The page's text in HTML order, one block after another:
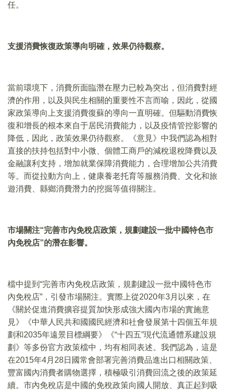
任。
支援消費恢復政策導向明確，效果仍待觀察。
當前環境下，消費所面臨潛在壓力已較為突出，但消費對經
濟的作用，以及與民生相關的重要性不言而喻，因此，從國
家政策導向上支援消費復蘇的導向一直明確。但驅動消費恢
復和增長的根本來自于居民消費能力，以及疫情管控影響的
降低，因此，政策效果仍待觀察。《意見》中我們認為相對
直接的扶持包括對中小微、個體工商戶的減稅退稅降費以及
金融讓利支持，增加就業保障消費能力，合理增加公共消費
等。而從拉動方向上，健康養老托育等服務消費、文化和旅
遊消費、縣鄉消費潛力的挖掘等值得關注。
市場關注“完善市內免稅店政策，規劃建設一批中國特色市
內免稅店”的潛在影響。
檔中提到“完善市內免稅店政策，規劃建設一批中國特色市
內免稅店”，引發市場關注。實際上從2020年3月以來，在
《關於促進消費擴容提質加快形成強大國內市場的實施意
見》《中華人民共和國國民經濟和社會發展第十四個五年規
劃和2035年遠景目標綱要》《“十四五”現代流通體系建設規
劃》等多份官方政策檔中，均有相同表述。我們認為，這是
在2015年4月28日國常會部署完善消費品進出口相關政策、
豐富國內消費者購物選擇，積極吸引消費回流之後的政策延
續。市內免稅店是中國的免稅政策向國人開放、真正起到吸